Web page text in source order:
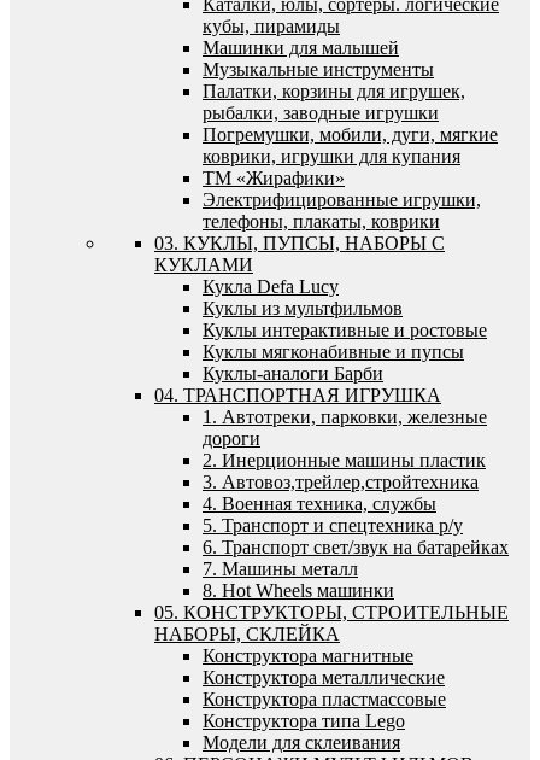
кубы, пирамиды
Машинки для малышей
Музыкальные инструменты
Палатки, корзины для игрушек,
рыбалки, заводные игрушки
Погремушки, мобили, дуги, мягкие
коврики, игрушки для купания
ТМ «Жирафики»
Электрифицированные игрушки,
телефоны, плакаты, коврики
03. КУКЛЫ, ПУПСЫ, НАБОРЫ С
КУКЛАМИ
Кукла Defa Lucy
Куклы из мультфильмов
Куклы интерактивные и ростовые
Куклы мягконабивные и пупсы
Куклы-аналоги Барби
04. ТРАНСПОРТНАЯ ИГРУШКА
1. Автотреки, парковки, железные
дороги
2. Инерционные машины пластик
3. Автовоз,трейлер,стройтехника
4. Военная техника, службы
5. Транспорт и спецтехника р/у
6. Транспорт свет/звук на батарейках
7. Машины металл
8. Hot Wheels машинки
05. КОНСТРУКТОРЫ, СТРОИТЕЛЬНЫЕ
НАБОРЫ, СКЛЕЙКА
Конструктора магнитные
Конструктора металлические
Конструктора пластмассовые
Конструктора типа Lego
Модели для склеивания